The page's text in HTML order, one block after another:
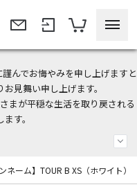
んでお悔やみを申し上げますと
見舞い申し上げます。
まが平穏な生活を取り戻される
す。
ンプレゼント！
＞
ンネーム】TOUR B XS（ホワイト